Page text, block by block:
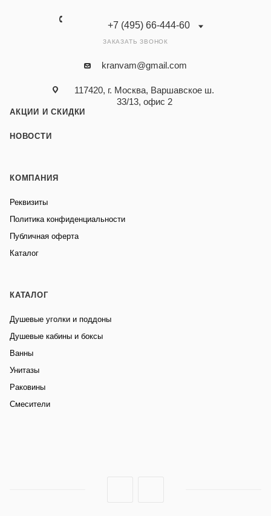
+7 (495) 66-444-60
ЗАКАЗАТЬ ЗВОНОК
kranvam@gmail.com
117420, г. Москва, Варшавское ш.
33/13, офис 2
АКЦИИ И СКИДКИ
НОВОСТИ
КОМПАНИЯ
Реквизиты
Политика конфиденциальности
Публичная оферта
Каталог
КАТАЛОГ
Душевые уголки и поддоны
Душевые кабины и боксы
Ванны
Унитазы
Раковины
Смесители